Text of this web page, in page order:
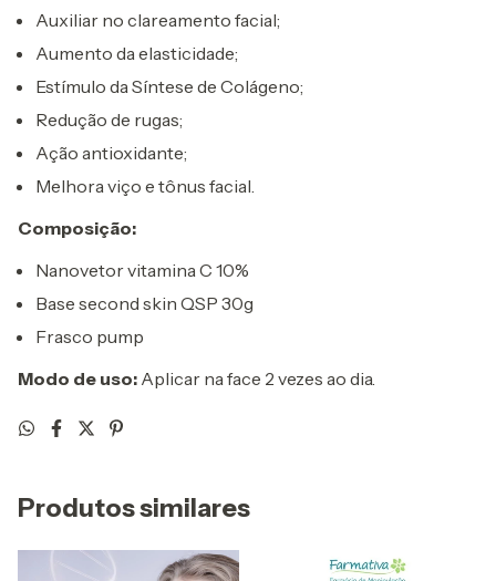
Auxiliar no clareamento facial;
Aumento da elasticidade;
Estímulo da Síntese de Colágeno;
Redução de rugas;
Ação antioxidante;
Melhora viço e tônus facial.
Composição:
Nanovetor vitamina C 10%
Base second skin QSP 30g
Frasco pump
Modo de uso: Aplicar na face 2 vezes ao dia.
Produtos similares